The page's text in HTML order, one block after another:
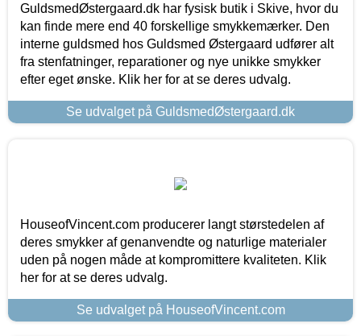
GuldsmedØstergaard.dk har fysisk butik i Skive, hvor du
kan finde mere end 40 forskellige smykkemærker. Den
interne guldsmed hos Guldsmed Østergaard udfører alt
fra stenfatninger, reparationer og nye unikke smykker
efter eget ønske. Klik her for at se deres udvalg.
Se udvalget på GuldsmedØstergaard.dk
HouseofVincent.com producerer langt størstedelen af
deres smykker af genanvendte og naturlige materialer
uden på nogen måde at kompromittere kvaliteten. Klik
her for at se deres udvalg.
Se udvalget på HouseofVincent.com